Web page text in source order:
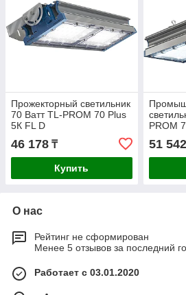
Прожекторный светильник
70 Ватт TL-PROM 70 Plus
5К FL D
46 178 ₸
Купить
PROM
51 542
О нас
Рейтинг не сформирован
Менее 5 отзывов за последний
Работает с 03.01.2020